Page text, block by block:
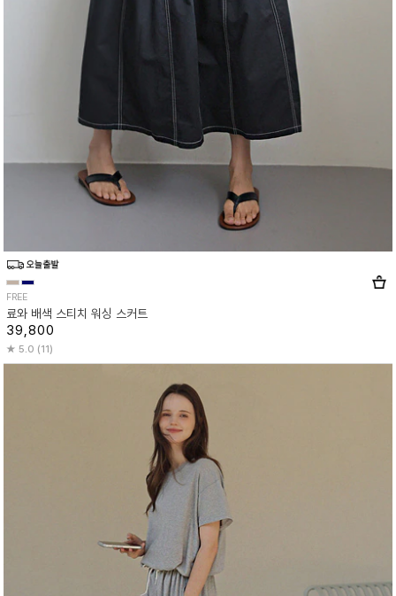
FREE
료와 배색 스티치 워싱 스커트
39,800
5.0 (11)